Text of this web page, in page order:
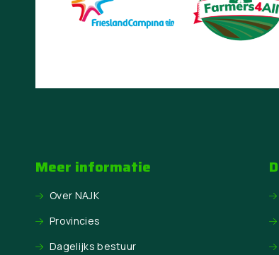
Meer informatie
Over NAJK
Provincies
Dagelijks bestuur